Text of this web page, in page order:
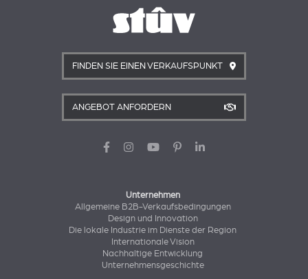
FINDEN SIE EINEN VERKAUFSPUNKT
ANGEBOT ANFORDERN
Unternehmen
Allgemeine B2B-Verkaufsbedingungen
Design und Innovation
Die lokale Industrie im Dienste der Region
Internationale Vision
Nachhaltige Entwicklung
Unternehmensgeschichte